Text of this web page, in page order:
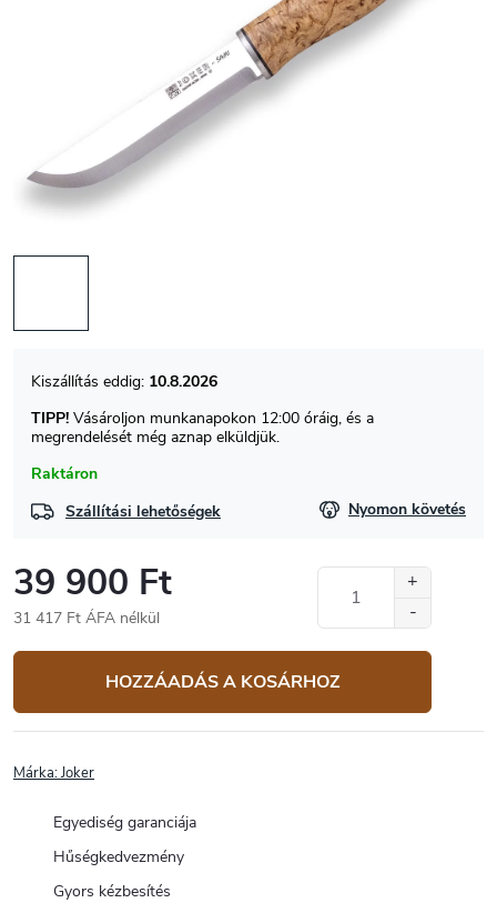
Raktáron
10.8.2026
TIPP! Vásároljon munkanapokon 12:00 óráig, és a
megrendelését még aznap elküldjük.
Szállítási lehetőségek Nyomon követés
39 900 Ft
31 417 Ft ÁFA nélkül
HOZZÁADÁS A KOSÁRHOZ
Márka:Joker
Egyediség garanciája
Hűségkedvezmény
Gyors kézbesítés